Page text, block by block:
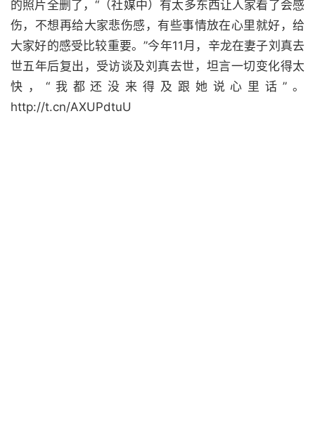
的照片全删了，“（社媒中）有太多东西让人家看了会感
伤，不想再给大家悲伤感，有些事情放在心里就好，给
大家好的感受比较重要。”今年11月，辛龙在妻子刘真去
世五年后复出，受访谈及刘真去世，坦言一切变化得太
快，“我都还没来得及跟她说心里话”。
http://t.cn/AXUPdtuU